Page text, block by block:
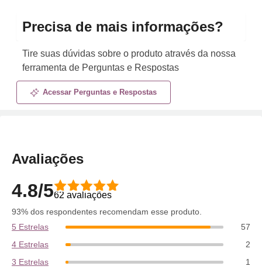
Precisa de mais informações?
Tire suas dúvidas sobre o produto através da nossa
ferramenta de Perguntas e Respostas
Acessar Perguntas e Respostas
Avaliações
4.8/562 avaliações
93% dos respondentes recomendam esse produto.
5 Estrelas
57
4 Estrelas
2
3 Estrelas
1